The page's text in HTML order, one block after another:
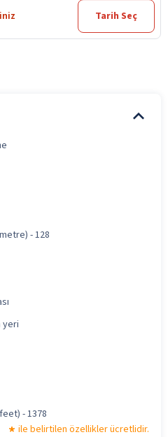
Tarih Seç
- 128
yeri
- 1378
ile belirtilen özellikler ücretlidir.